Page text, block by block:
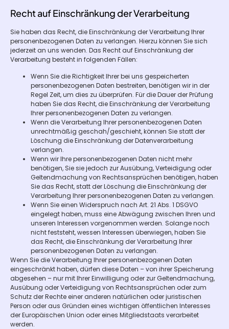
Recht auf Einschränkung der Verarbeitung
Sie haben das Recht, die Einschränkung der Verarbeitung Ihrer
personenbezogenen Daten zu verlangen. Hierzu können Sie sich
jederzeit an uns wenden. Das Recht auf Einschränkung der
Verarbeitung besteht in folgenden Fällen:
Wenn Sie die Richtigkeit Ihrer bei uns gespeicherten
personenbezogenen Daten bestreiten, benötigen wir in der
Regel Zeit, um dies zu überprüfen. Für die Dauer der Prüfung
haben Sie das Recht, die Einschränkung der Verarbeitung
Ihrer personenbezogenen Daten zu verlangen.
Wenn die Verarbeitung Ihrer personenbezogenen Daten
unrechtmäßig geschah/geschieht, können Sie statt der
Löschung die Einschränkung der Datenverarbeitung
verlangen.
Wenn wir Ihre personenbezogenen Daten nicht mehr
benötigen, Sie sie jedoch zur Ausübung, Verteidigung oder
Geltendmachung von Rechtsansprüchen benötigen, haben
Sie das Recht, statt der Löschung die Einschränkung der
Verarbeitung Ihrer personenbezogenen Daten zu verlangen.
Wenn Sie einen Widerspruch nach Art. 21 Abs. 1 DSGVO
eingelegt haben, muss eine Abwägung zwischen Ihren und
unseren Interessen vorgenommen werden. Solange noch
nicht feststeht, wessen Interessen überwiegen, haben Sie
das Recht, die Einschränkung der Verarbeitung Ihrer
personenbezogenen Daten zu verlangen.
Wenn Sie die Verarbeitung Ihrer personenbezogenen Daten
eingeschränkt haben, dürfen diese Daten – von ihrer Speicherung
abgesehen – nur mit Ihrer Einwilligung oder zur Geltendmachung,
Ausübung oder Verteidigung von Rechtsansprüchen oder zum
Schutz der Rechte einer anderen natürlichen oder juristischen
Person oder aus Gründen eines wichtigen öffentlichen Interesses
der Europäischen Union oder eines Mitgliedstaats verarbeitet
werden.